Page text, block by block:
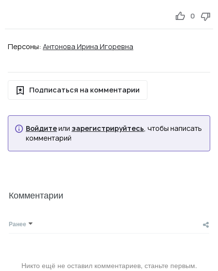
0
Персоны: Антонова Ирина Игоревна
Подписаться на комментарии
Войдитеили зарегистрируйтесь, чтобы написать
комментарий
Комментарии
Ранее
Никто ещё не оставил комментариев, станьте первым.